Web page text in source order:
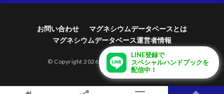
LINE登録で
スペシャルハンドブックを
配信中！
お問い合わせ
マグネシウムデータベースとは
マグネシウムデータベース運営者情報
© Copyright 2026 マグネシウムデータベース.